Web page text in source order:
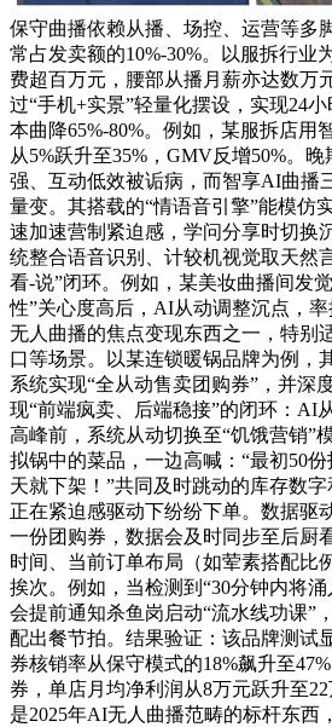
保守曲播依赖从播、场控、运营等多
常占发卖额的10%-30%。以服拆行业
费超百万元，腰部从播月薪亦达数万
过“手机+实景”轻量化摆设，实现24
本曲降65%-80%。例如，某服拆店用
从5%跃升至35%，GMV反增50%。
强、互动低效被诟病，而智享AI曲播
量变。其搭载的“情语音引擎”能模仿
速加速营制紧迫感，学问分享时切换
统整合语音识别、计较机视觉取天然
看-说”闭环。例如，某美妆曲播间发
性”关心度高后，AI从动调整沉点，
无人曲播的焦点变现东西之一，特别
口等场景。以某连锁暖锅品牌为例，
系统实现“全从动售卖团购券”，并深
现“前端疯卖、后端稳接”的闭环：AI
高峰前，系统从动切换至“饥饿营销”
拟锅中的菜品，一边高喊：“最初50
天就下架！”共同及时跳动的库存数
正在紧迫感驱动下纷纷下单。数据驱
一份团购券，数据会及时同步至后厨
时间、当前订单布局（如荤素搭配比
挨次。例如，当检测到“30分钟内将
会提前通知杀鱼岗启动“流水线功课”
配出餐节拍。结果验证：该品牌测试
券核销率从保守模式的18%飙升至
券，单店月均净利润从8万元跃升至
是2025年AI无人曲播范畴的标杆东西